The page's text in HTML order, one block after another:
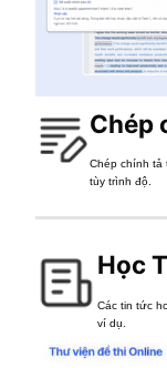
Chép
Chép chính tả
tùy trình độ.
Học
Các tin tức
ví dụ.